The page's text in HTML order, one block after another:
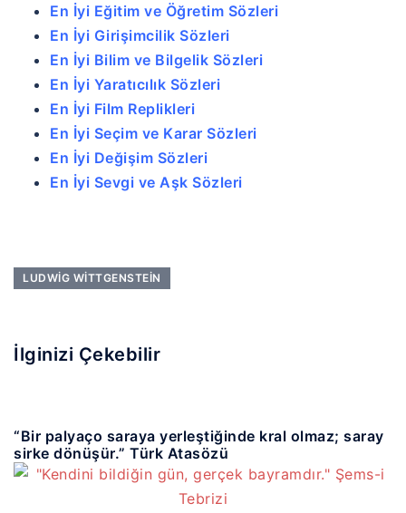
En İyi Eğitim ve Öğretim Sözleri
En İyi Girişimcilik Sözleri
En İyi Bilim ve Bilgelik Sözleri
En İyi Yaratıcılık Sözleri
En İyi Film Replikleri
En İyi Seçim ve Karar Sözleri
En İyi Değişim Sözleri
En İyi Sevgi ve Aşk Sözleri
LUDWIG WITTGENSTEIN
İlginizi Çekebilir
“Bir palyaço saraya yerleştiğinde kral olmaz; saray
sirke dönüşür.” Türk Atasözü